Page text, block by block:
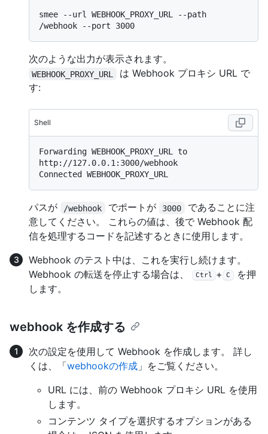
smee --url WEBHOOK_PROXY_URL --path
次のような出力が表示されます。
WEBHOOK_PROXY_URL
は Webhook プロキシ URL で
す:
Shell
Forwarding WEBHOOK_PROXY_URL to
http://127.0.0.1:3000/webhook
パスが /webhook でポートが 3000
であることに注
意してください。 これらの値は、後で Webhook 配
信を処理するコードを記述するときに使用します。
Webhook のテスト中は、これを実行し続けます。
Webhook の転送を停止する場合は、
Ctrl + C
を押
します。
webhook を作成する
次の設定を使用して Webhook を作成します。 詳し
くは、「webhookの作成 」をご覧ください。
URL には、前の Webhook プロキシ URL を使用
します。
コンテンツ タイプを選択するオプションがある